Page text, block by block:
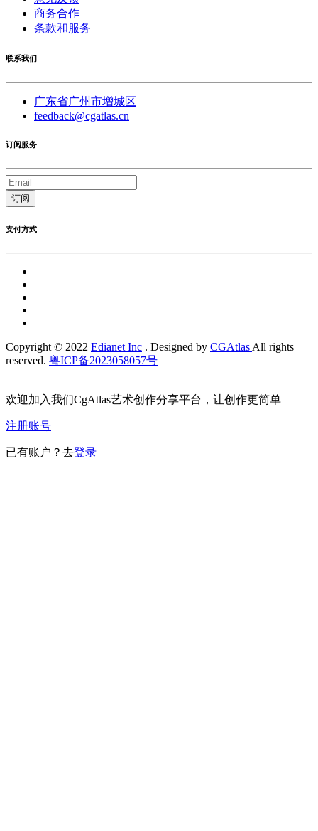
商务合作
条款和服务
联系我们
广东省广州市增城区
feedback@cgatlas.cn
订阅服务
订阅
支付方式
Copyright © 2022 Edianet Inc . Designed by CGAtlas All rights
reserved. 粤ICP备2023058057号
欢迎加入我们CgAtlas艺术创作分享平台，让创作更简单
注册账号
已有账户？去登录